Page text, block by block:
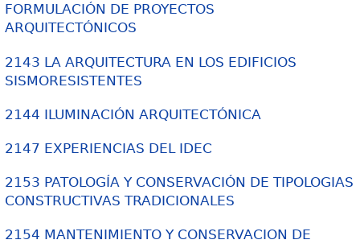
FORMULACIÓN DE PROYECTOS
ARQUITECTÓNICOS
2143 LA ARQUITECTURA EN LOS EDIFICIOS
SISMORESISTENTES
2144 ILUMINACIÓN ARQUITECTÓNICA
2147 EXPERIENCIAS DEL IDEC
2153 PATOLOGÍA Y CONSERVACIÓN DE TIPOLOGIAS
CONSTRUCTIVAS TRADICIONALES
2154 MANTENIMIENTO Y CONSERVACION DE